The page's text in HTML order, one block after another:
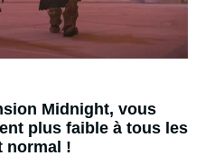
Midnight, vous
plus faible à tous les
normal !